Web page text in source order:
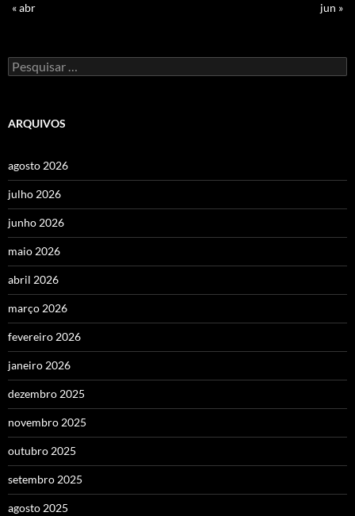
« abr
jun »
Pesquisar
por:
ARQUIVOS
agosto 2026
julho 2026
junho 2026
maio 2026
abril 2026
março 2026
fevereiro 2026
janeiro 2026
dezembro 2025
novembro 2025
outubro 2025
setembro 2025
agosto 2025